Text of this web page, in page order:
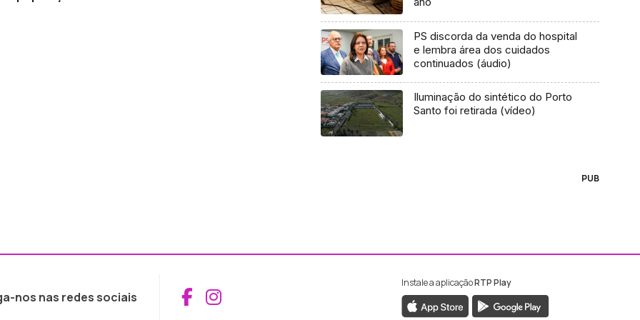
PS discorda da venda do hospital
e lembra área dos cuidados
continuados (áudio)
Iluminação do sintético do Porto
Santo foi retirada (vídeo)
PUB
nos nas redes sociais Aceder ao Facebook da RTP Madeira
Aceder ao Instagram da RTP Madeira
Instale a aplicaçãoRTP Play